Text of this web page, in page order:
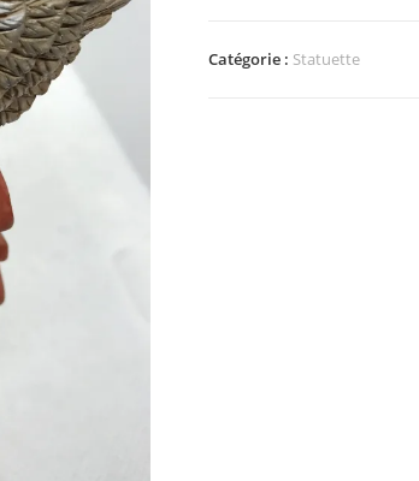
Catégorie : Statuette